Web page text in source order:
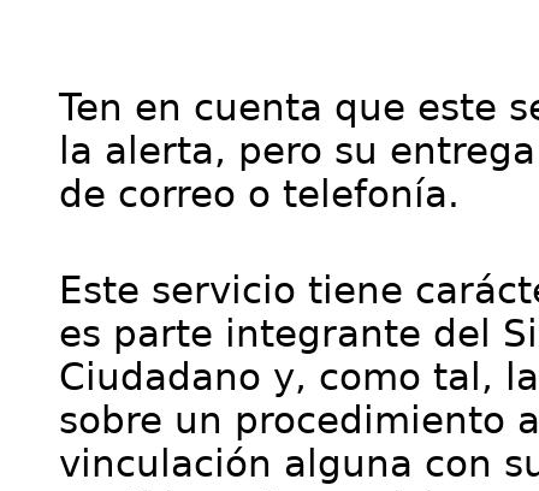
Ten en cuenta que este
la alerta, pero su
de correo o telefonía.
Este servicio tiene
es parte integrante del
Ciudadano y, como tal,
sobre un procedimiento
vinculación alguna con